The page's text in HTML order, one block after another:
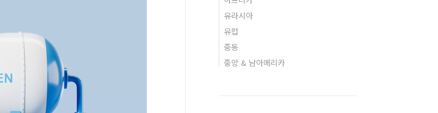
유라시아
유럽
중동
중앙 & 남아메리카